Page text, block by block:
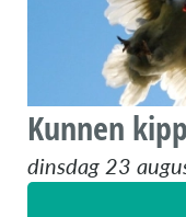
Kunnen
dinsdag 23